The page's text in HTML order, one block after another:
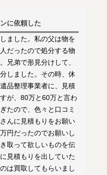
に依頼した
ました。私の父は物を
だったので処分する物
兄弟で形見分けして、
しました。その時、休
品整理事業者に、見積
が、80万と60万と言わ
たので、色々と口コミ
んに見積もりをお願い
円だったのでお願いし
取って欲しいものを伝
見積もりを出していた
は買取してもらいまし